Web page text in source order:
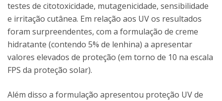
testes de citotoxicidade, mutagenicidade, sensibilidade
e irritação cutânea. Em relação aos UV os resultados
foram surpreendentes, com a formulação de creme
hidratante (contendo 5% de lenhina) a apresentar
valores elevados de proteção (em torno de 10 na escala
FPS da proteção solar).
Além disso a formulação apresentou proteção UV de